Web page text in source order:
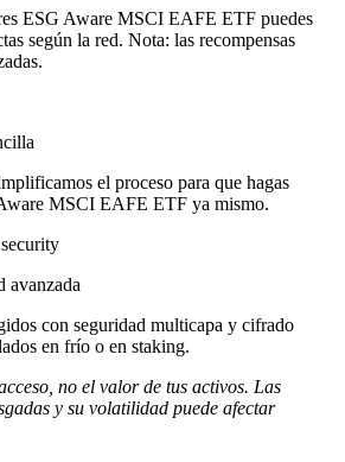
ESG Aware MSCI EAFE ETF puedes
según la red. Nota: las recompensas
el proceso para que hagas
MSCI EAFE ETF ya mismo.
avanzada
con seguridad multicapa y cifrado
en frío o en staking.
no el valor de tus activos. Las
y su volatilidad puede afectar